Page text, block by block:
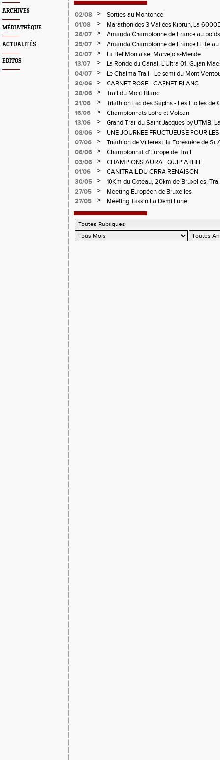
ARCHIVES
MÉDIATHÈQUE
ACTUALITÉS
EDITOS
02/08 >
Sorties au Montoncel
01/08
>
Marathon des 3 Vallées Kiprun, La
Verticale d'Orcières, St Augustin
26/07 >
Amanda Championne de France au poids
25/07
>
Amanda Championne de France ELite
20/07
>
La Bel'Montaise, Marvejols-Mende
13/07
>
La Ronde du Canal, L'Ultra 01, Gujan
04/07
>
Le Chalma Trail - Le semi du Mont
Cublize - Les Passerelles de Monteynard
Pralognon La Vanoise
30/06 >
CARNET ROSE - CARNET BLANC
28/06
>
Trail du Mont Blanc
21/06
>
Triathlon Lac des Sapins - Les Etoiles de
16/06
>
Championnats Loire et Volcan
13/06
>
Grand Trail du Saint Jacques by UTMB,
d'Andrézieux-Bouthéon
08/06 >
UNE JOURNEE FRUCTUEUSE POUR
CHAMPIONNATS DE LA LOIRE A
07/06 >
Triathlon de Villerest, la Forestière de St
Circuit de la Sure, Tour du Pays Roannais
06/06 >
Championnat d'Europe de Trail
03/06
>
CHAMPIONS AURA EQUIP'ATHLE
01/06
>
CANITRAIL DU CRRA RENAISON
30/05
>
10Km du Coteau, 20km de Bruxelles,
Pilatrail
27/05 >
Meeting Européen de Bruxelles
27/05
> Meeting Tassin La Demi Lune